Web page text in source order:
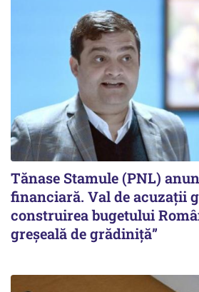
Tănase Stamule (PNL)
financiară. Val de acuzații
construirea bugetului
greșeală de grădiniță”